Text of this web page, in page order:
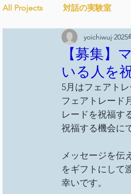
All Projects 対話の実験室
Ethical＆Sustainably シ
YouthCan
セルフケアプロジェクト
ことばのたまり場 雑談
【募集】
いる人を
yoichiwuj 2025
5月はフェアトレ
フェアトレード
レードを祝福す
祝福する機会に
メッセージを伝
をギフトにして
幸いです。